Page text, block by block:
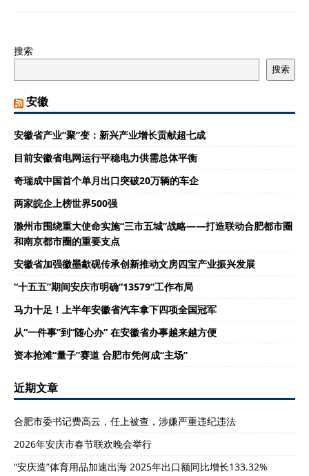
搜索
搜索
安徽
安徽省产业“聚”变：新兴产业增长贡献超七成
目前安徽省电网运行平稳电力供需总体平衡
奇瑞成中国首个单月出口突破20万辆的车企
两家皖企上榜世界500强
滁州市围绕重大使命实施“三市五城”战略——打造联动合肥都市圈
和南京都市圈的重要支点
安徽省加强徽墨歙砚传承创新推动文房四宝产业振兴发展
“十五五”期间安庆市明确“13579”工作布局
马力十足！上半年安徽省汽车拿下四项全国冠军
从“一件事”到“随心办” 在安徽省办事越来越方便
资本抢滩“量子”赛道 合肥市凭何成“主场”
近期文章
合肥市委书记费高云，任上被查，涉嫌严重违纪违法
2026年安庆市春节联欢晚会举行
“安庆造”体育用品加速出海 2025年出口额同比增长133.32%